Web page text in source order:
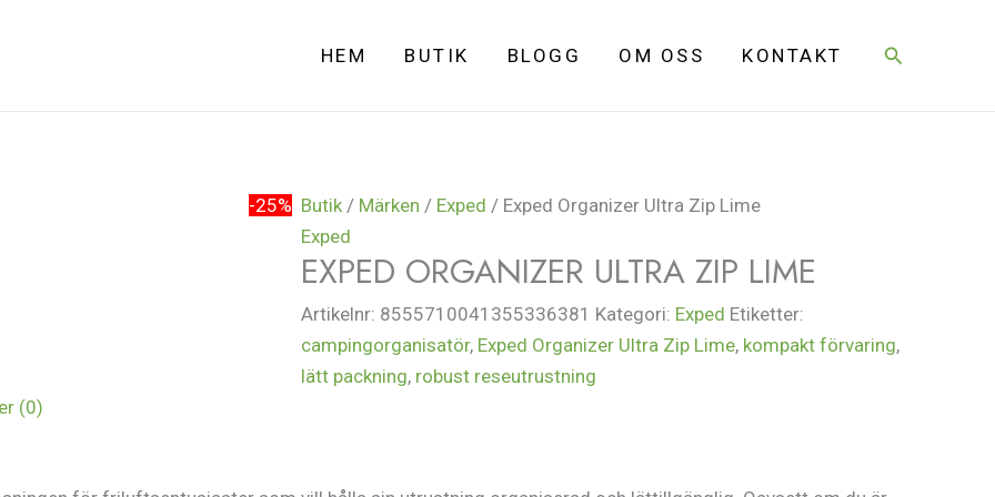
HEM BUTIK BLOGG OM OSS KONTAKT Sök
-25% Butik / Märken / Exped / Exped Organizer Ultra Zip Lime
Exped
EXPED ORGANIZER ULTRA ZIP LIME
Artikelnr: 8555710041355336381 Kategori: Exped Etiketter:
campingorganisatör, Exped Organizer Ultra Zip Lime, kompakt förvaring,
lätt packning, robust reseutrustning
(0)